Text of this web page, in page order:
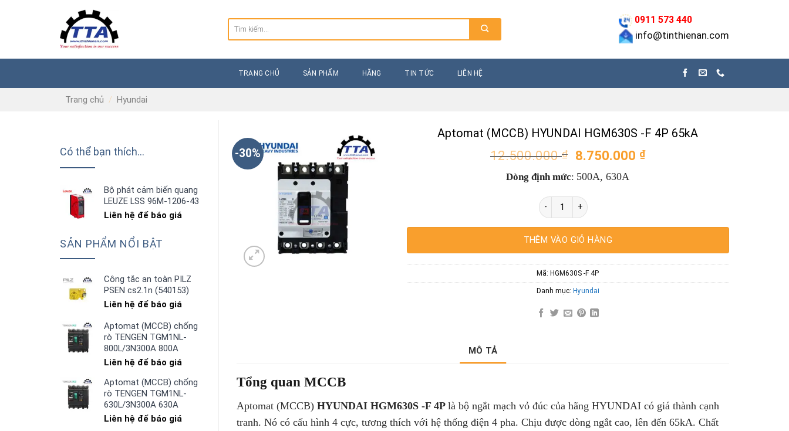
Tìm
0911 573 440
info@tinthienan.com
TRANG CHỦ SẢN PHẨM HÃNG TIN TỨC LIÊN HỆ
Trang chủ / Hyundai
Có thể bạn thích…
Bộ phát cảm biến quang
LEUZE LSS 96M-1206-43
Liên hệ để báo giá
SẢN PHẨM NỔI BẬT
Công tắc an toàn PILZ
PSEN cs2.1n (540153)
Liên hệ để báo giá
Aptomat (MCCB) chống
rò TENGEN TGM1NL-
800L/3N300A 800A
Liên hệ để báo giá
Aptomat (MCCB) chống
rò TENGEN TGM1NL-
630L/3N300A 630A
Liên hệ để báo giá
-30%
Aptomat (MCCB) HYUNDAI HGM630S -F 4P 65kA
12.500.000₫
Giá
là:
12.500.000 ₫.
8.750.000 ₫Giá
Dòng định mức: 500A, 630A
Aptomat (MCCB) HYUNDAI HGM630S -F 4P 65kA số lượng
THÊM VÀO GIỎ HÀNG
Mã: HGM630S -F 4P
Danh mục: Hyundai
MÔ TẢ
Tổng quan MCCB
Aptomat (MCCB) HYUNDAI HGM630S -F 4P là bộ ngắt mạch vỏ đúc của hãng HYUNDAI có giá thành cạnh
tranh. Nó có cấu hình 4 cực, tương thích với hệ thống điện 4 pha. Chịu được dòng ngắt cao, lên đến 65kA. Chất